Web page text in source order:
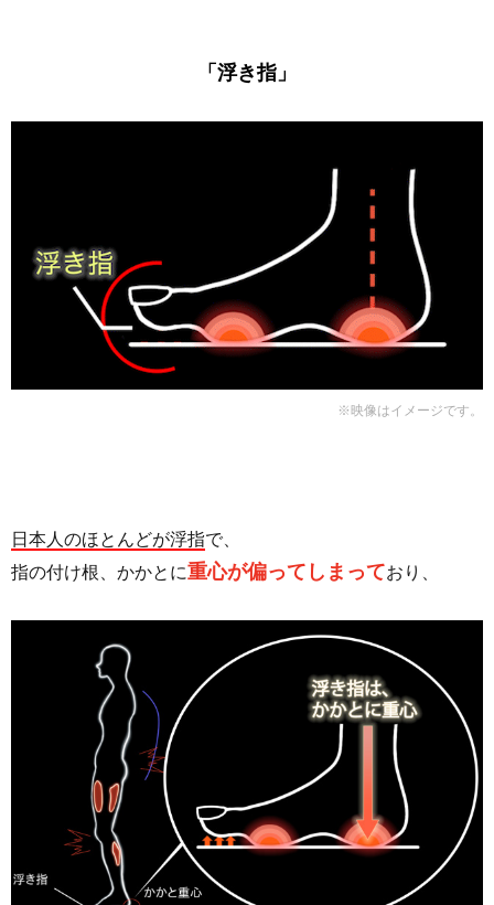
「浮き指」
※映像はイメージです。
日本人のほとんどが浮指で、
指の付け根、かかとに重心が偏ってしまっており、